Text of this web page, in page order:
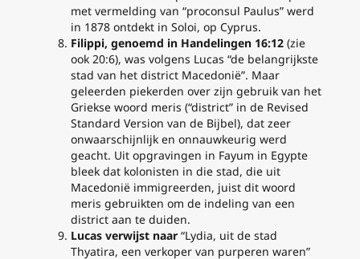
met vermelding van “proconsul Paulus” werd
in 1878 ontdekt in Soloi, op Cyprus.
Filippi, genoemd in Handelingen 16:12 (zie
ook 20:6), was volgens Lucas “de belangrijkste
stad van het district Macedonië”. Maar
geleerden piekerden over zijn gebruik van het
Griekse woord meris (“district” in de Revised
Standard Version van de Bijbel), dat zeer
onwaarschijnlijk en onnauwkeurig werd
geacht. Uit opgravingen in Fayum in Egypte
bleek dat kolonisten in die stad, die uit
Macedonië immigreerden, juist dit woord
meris gebruikten om de indeling van een
district aan te duiden.
Lucas verwijst naar “Lydia, uit de stad
Thyatira, een verkoper van purperen waren”